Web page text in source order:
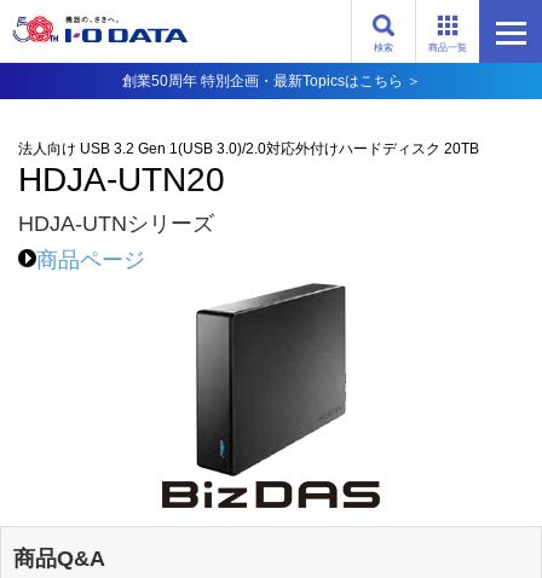
商品一覧
検索
創業50周年 特別企画・最新Topicsはこちら ＞
法人向け USB 3.2 Gen 1(USB 3.0)/2.0対応外付けハードディスク 20TB
HDJA-UTN20
HDJA-UTNシリーズ
商品ページ
商品Q&A